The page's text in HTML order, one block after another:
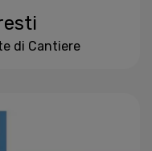
di Cantiere